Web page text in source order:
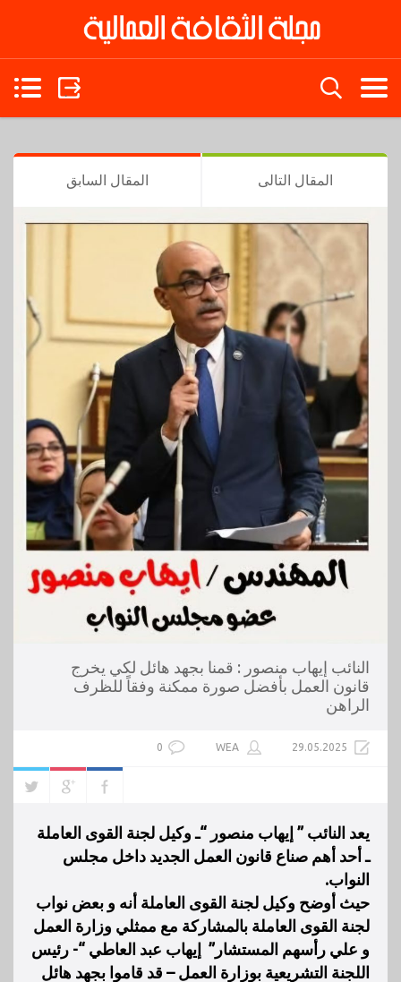
in
المقال التالى المقال السابق
النائب إيهاب منصور : قمنا بجهد هائل لكي يخرج
قانون العمل بأفضل صورة ممكنة وفقاً للظرف
الراهن
29.05.2025
WEA
0
يعد النائب ” إيهاب منصور “ـ وكيل لجنة القوى العاملة
ـ أحد أهم صناع قانون العمل الجديد داخل مجلس
النواب.
حيث أوضح وكيل لجنة القوى العاملة أنه و بعض نواب
لجنة القوى العاملة بالمشاركة مع ممثلي وزارة العمل
و علي رأسهم المستشار” إيهاب عبد العاطي “- رئيس
اللجنة التشريعية بوزارة العمل – قد قاموا بجهد هائل